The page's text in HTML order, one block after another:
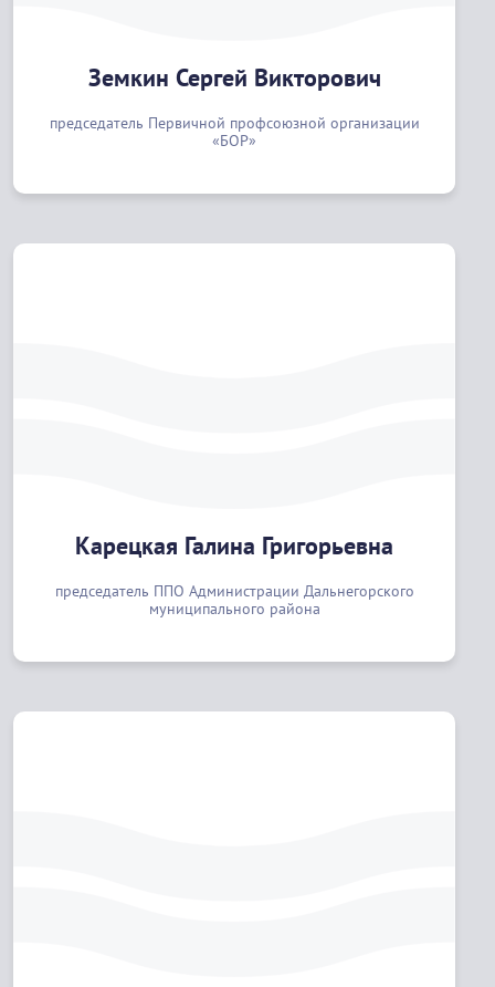
Земкин Сергей Викторович
председатель Первичной профсоюзной организации
«БОР»
Карецкая Галина Григорьевна
председатель ППО Администрации Дальнегорского
муниципального района